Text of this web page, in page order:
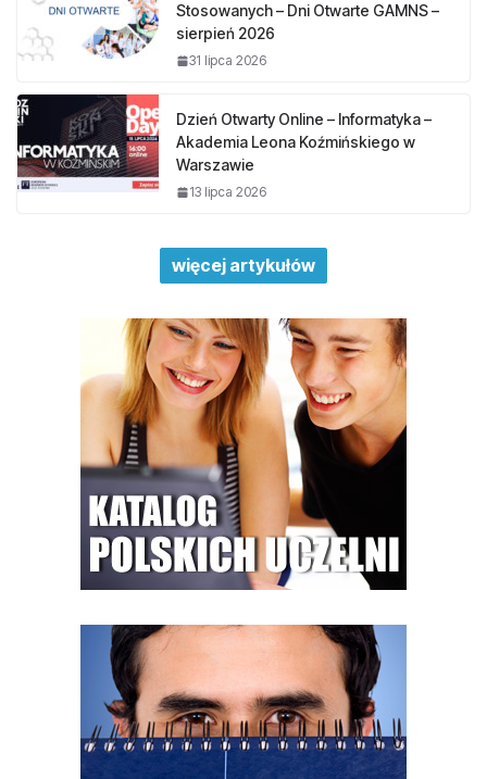
Stosowanych – Dni Otwarte GAMNS –
sierpień 2026
31 lipca 2026
Dzień Otwarty Online – Informatyka –
Akademia Leona Koźmińskiego w
Warszawie
13 lipca 2026
więcej artykułów